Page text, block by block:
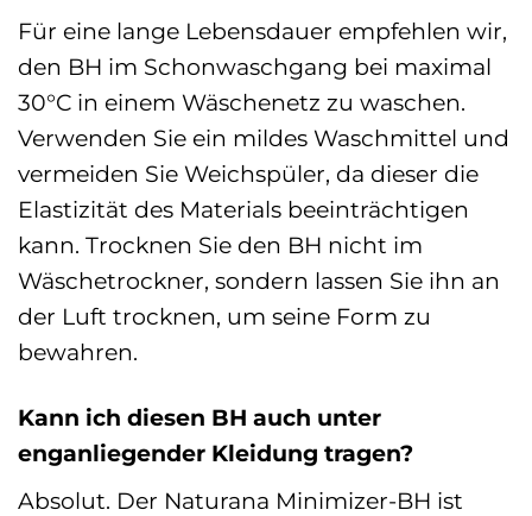
Für eine lange Lebensdauer empfehlen wir,
den BH im Schonwaschgang bei maximal
30°C in einem Wäschenetz zu waschen.
Verwenden Sie ein mildes Waschmittel und
vermeiden Sie Weichspüler, da dieser die
Elastizität des Materials beeinträchtigen
kann. Trocknen Sie den BH nicht im
Wäschetrockner, sondern lassen Sie ihn an
der Luft trocknen, um seine Form zu
bewahren.
Kann ich diesen BH auch unter
enganliegender Kleidung tragen?
Absolut. Der Naturana Minimizer-BH ist